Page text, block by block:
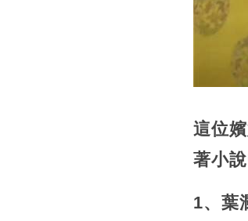
這位
著小
1、葉